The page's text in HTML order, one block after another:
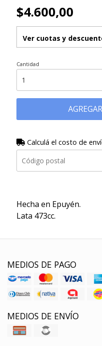
$4.600,00
Ver cuotas y
Cantidad
Calculá el costo de
Hecha en Epuyén.
Lata 473cc.
MEDIOS DE PAGO
MEDIOS DE ENVÍO